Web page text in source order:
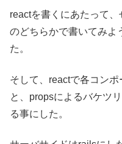
reactを書くにあたって
のどちらかで書いてみよ
た。
そして、reactで各コン
と、propsによるバケツ
る事にした。